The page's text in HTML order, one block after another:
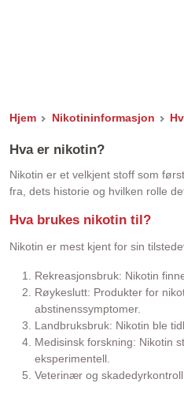
Hjem Nikotininformasjon
Hva er nikotin?
Nikotin er et velkjent stoff som
fra, dets historie og hvilken rolle
Hva brukes nikotin til?
Nikotin er mest kjent for sin
Rekreasjonsbruk: Nikotin
Røykeslutt: Produkter for
abstinenssymptomer.
Landbruksbruk: Nikotin ble
Medisinsk forskning: Nikotin
eksperimentell.
Veterinær og